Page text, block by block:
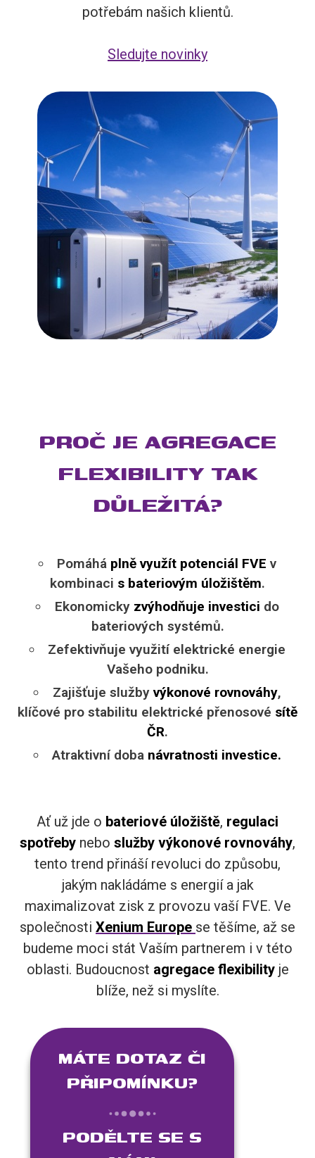
potřebám našich klientů.
Sledujte novinky
PROČ JE AGREGACE
FLEXIBILITY TAK
DŮLEŽITÁ?
Pomáhá plně využít potenciál FVE v
kombinaci s bateriovým úložištěm.
Ekonomicky zvýhodňuje investici do
bateriových systémů.
Zefektivňuje využití elektrické energie
Vašeho podniku.
Zajišťuje službyvýkonové rovnováhy,
klíčové pro stabilitu elektrické přenosové sítě
ČR.
Atraktivní doba návratnosti investice.
Ať už jde o bateriové úložiště, regulaci
spotřeby nebo služby výkonové rovnováhy,
tento trend přináší revoluci do způsobu,
jakým nakládáme s energií a jak
maximalizovat zisk z provozu vaší FVE. Ve
společnosti Xenium Europe se těšíme, až se
budeme moci stát Vaším partnerem i v této
oblasti. Budoucnost agregace flexibility je
blíže, než si myslíte.
MÁTE DOTAZ ČI
PŘIPOMÍNKU?
PODĚLTE SE S